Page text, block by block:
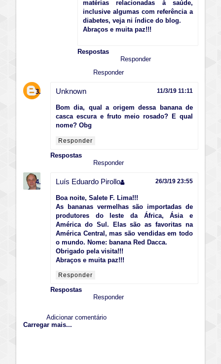
matérias relacionadas à saúde,
inclusive algumas com referência a
diabetes, veja ni índice do blog.
Abraços e muita paz!!!
Respostas
Responder
Responder
Unknown 11/3/19 11:11
Bom dia, qual a origem dessa banana de
casca escura e fruto meio rosado? E qual
nome? Obg
Responder
Respostas
Responder
Luís Eduardo Pirollo 26/3/19 23:55
Boa noite, Salete F. Lima!!!
As bananas vermelhas são importadas de
produtores do leste da África, Ásia e
América do Sul. Elas são as favoritas na
América Central, mas são vendidas em todo
o mundo. Nome: banana Red Dacca.
Obrigado pela visita!!!
Abraços e muita paz!!!
Responder
Respostas
Responder
Adicionar comentário
Carregar mais...